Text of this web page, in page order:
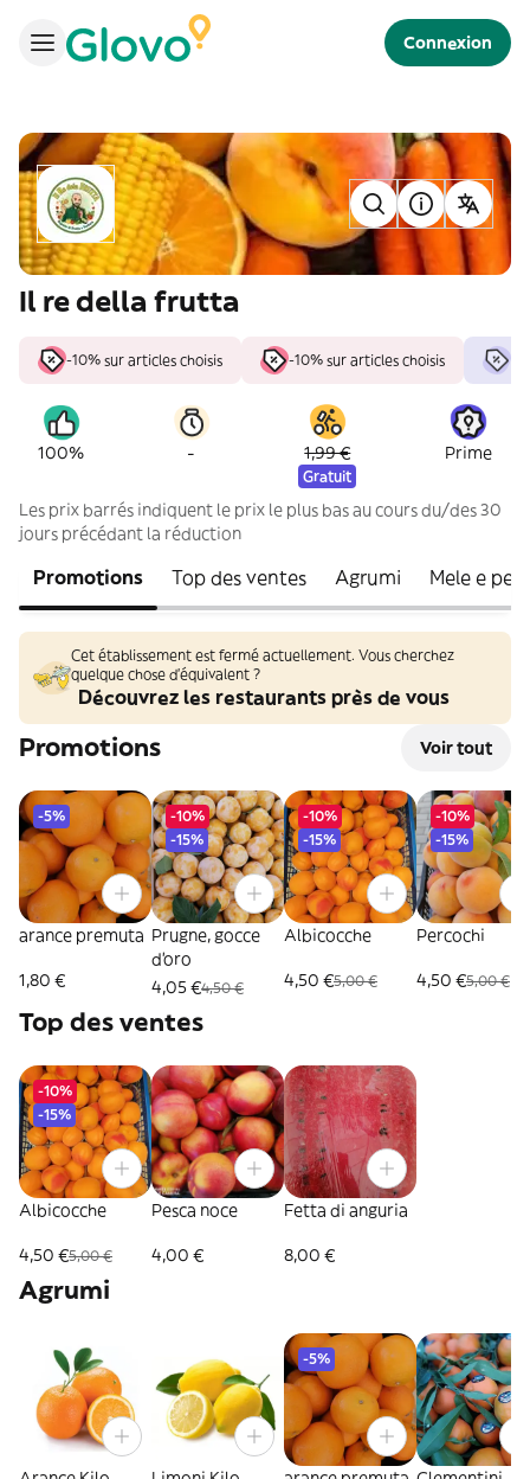
Connexion
Il re della frutta
-10% sur articles choisis -10% sur articles choisis
100% - 1,99 €
Gratuit
Prime
Les prix barrés indiquent le prix le plus bas au cours du/des 30
jours précédant la réduction
Promotions Top des ventes Agrumi Mele e pere
Cet établissement est fermé actuellement. Vous cherchez
quelque chose d'équivalent ?
Découvrez les restaurants près de vous
Promotions Voir tout
-5%
arance premuta
1,80 €
-10%
-15%
Prugne, gocce
d'oro
4,05 €4,50 €
-10%
-15%
Albicocche
4,50 €5,00 €
-10%
-15%
Percochi
4,50 €5,00 €
Top des ventes
-10%
-15%
Albicocche
4,50 €5,00 €
Pesca noce
4,00 €
Fetta di anguria
8,00 €
Agrumi
-5%